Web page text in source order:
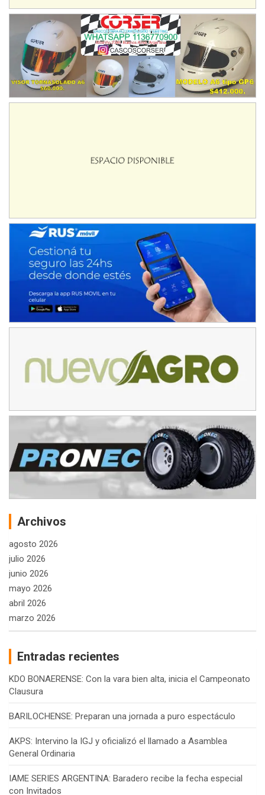
Archivos
agosto 2026
julio 2026
junio 2026
mayo 2026
abril 2026
marzo 2026
Entradas recientes
KDO BONAERENSE: Con la vara bien alta, inicia el Campeonato
Clausura
BARILOCHENSE: Preparan una jornada a puro espectáculo
AKPS: Intervino la IGJ y oficializó el llamado a Asamblea
General Ordinaria
IAME SERIES ARGENTINA: Baradero recibe la fecha especial
con Invitados